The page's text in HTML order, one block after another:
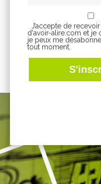
J’accepte de
d'avoir-alire.com et je
je peux me
tout moment.